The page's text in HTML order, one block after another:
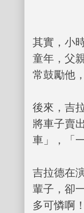
其實，小
童年，父
常鼓勵他
後來，吉
將車子賣
車」，「
吉拉德在
輩子，卻
多可憐啊